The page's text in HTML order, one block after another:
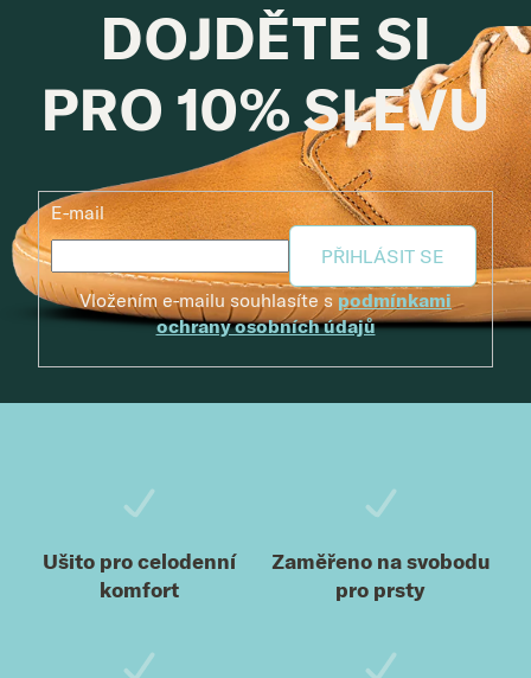
DOJDĚTE SI
PRO 10% SLEVU
E-mail
PŘIHLÁSIT SE
Vložením e-mailu souhlasíte s podmínkami
ochrany osobních údajů
Ušito pro celodenní
komfort
Zaměřeno na svobodu
pro prsty